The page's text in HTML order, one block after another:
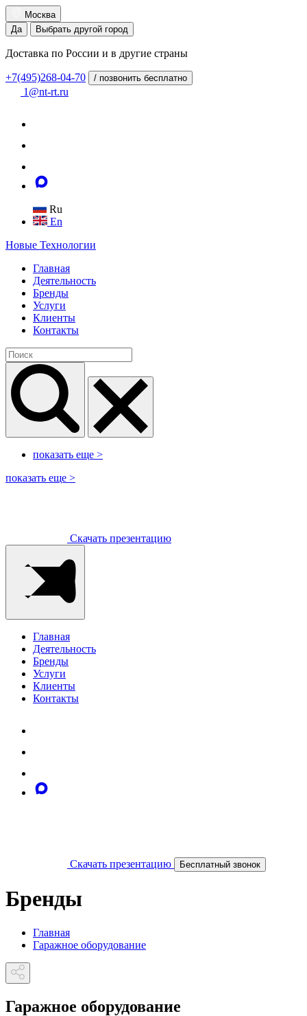
Москва
Да
Выбрать другой город
Доставка по России и в другие страны
+7(495)268-04-70 / позвонить бесплатно
1@nt-rt.ru
Ru
En
Новые Технологии
Главная
Деятельность
Бренды
Услуги
Клиенты
Контакты
показать еще >
показать еще >
Скачать презентацию
Главная
Деятельность
Бренды
Услуги
Клиенты
Контакты
Скачать презентацию Бесплатный звонок
Бренды
Главная
Гаражное оборудование
Гаражное оборудование